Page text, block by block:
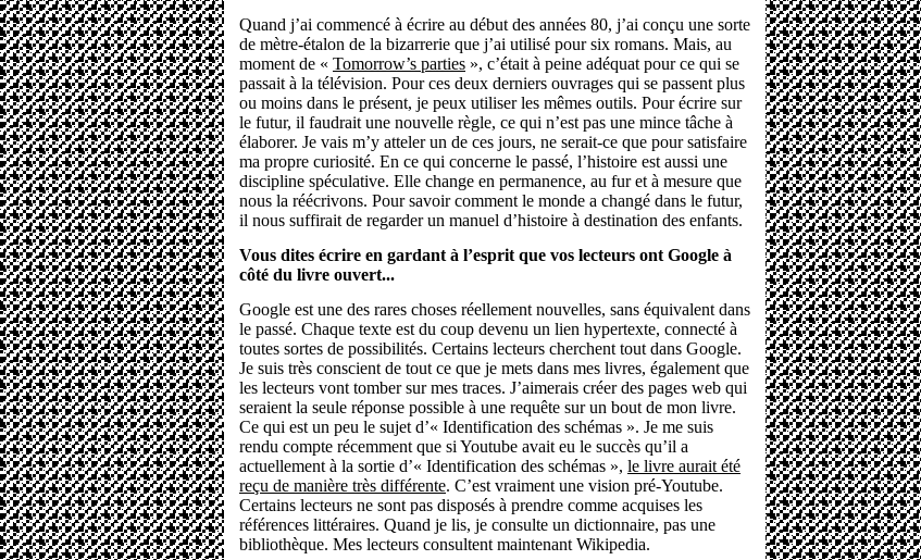
Quand j’ai commencé à écrire au début des années 80, j’ai conçu une sorte
de mètre-étalon de la bizarrerie que j’ai utilisé pour six romans. Mais, au
moment de « Tomorrow’s parties », c’était à peine adéquat pour ce qui se
passait à la télévision. Pour ces deux derniers ouvrages qui se passent plus
ou moins dans le présent, je peux utiliser les mêmes outils. Pour écrire sur
le futur, il faudrait une nouvelle règle, ce qui n’est pas une mince tâche à
élaborer. Je vais m’y atteler un de ces jours, ne serait-ce que pour satisfaire
ma propre curiosité. En ce qui concerne le passé, l’histoire est aussi une
discipline spéculative. Elle change en permanence, au fur et à mesure que
nous la réécrivons. Pour savoir comment le monde a changé dans le futur,
il nous suffirait de regarder un manuel d’histoire à destination des enfants.
Vous dites écrire en gardant à l’esprit que vos lecteurs ont Google à
côté du livre ouvert...
Google est une des rares choses réellement nouvelles, sans équivalent dans
le passé. Chaque texte est du coup devenu un lien hypertexte, connecté à
toutes sortes de possibilités. Certains lecteurs cherchent tout dans Google.
Je suis très conscient de tout ce que je mets dans mes livres, également que
les lecteurs vont tomber sur mes traces. J’aimerais créer des pages web qui
seraient la seule réponse possible à une requête sur un bout de mon livre.
Ce qui est un peu le sujet d’« Identification des schémas ». Je me suis
rendu compte récemment que si Youtube avait eu le succès qu’il a
actuellement à la sortie d’« Identification des schémas », le livre aurait été
reçu de manière très différente. C’est vraiment une vision pré-Youtube.
Certains lecteurs ne sont pas disposés à prendre comme acquises les
références littéraires. Quand je lis, je consulte un dictionnaire, pas une
bibliothèque. Mes lecteurs consultent maintenant Wikipedia.